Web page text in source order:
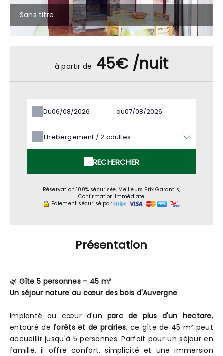
Sans titre
à partir de 45€ /nuit
Du au
1hébergement /2 adultes
RECHERCHER
Réservation 100% sécurisée, Meilleurs Prix Garantis,
Confirmation Immédiate
Paiement sécurisé par
Présentation
🌿 Gîte 5 personnes – 45 m²
Un séjour nature au cœur des bois d'Auvergne
Implanté au cœur d'un parc de plus d'un hectare,
entouré de forêts et de prairies, ce gîte de 45 m² peut
accueillir jusqu'à 5 personnes. Parfait pour un séjour en
famille, il offre confort, simplicité et une immersion